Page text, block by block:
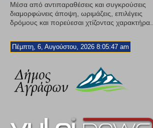
Μέσα από αντιπαραθέσεις και συγκρούσεις
διαμορφώνεις άποψη, ωριμάζεις, επιλέγεις
δρόμους και πορεύεσαι χτίζοντας χαρακτήρα...
Πέμπτη, 6, Αυγούστου, 2026 8:05:49 am